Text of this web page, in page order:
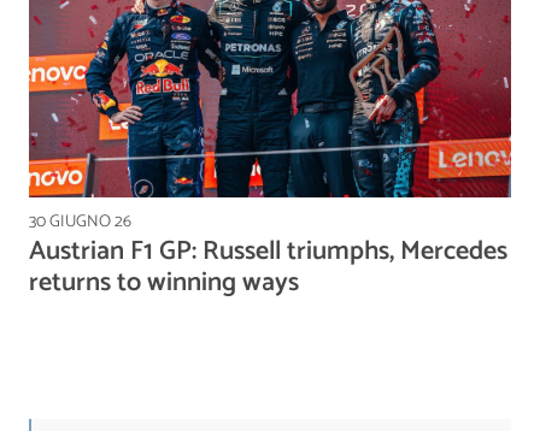
30 GIUGNO 26
Austrian F1 GP: Russell triumphs, Mercedes
returns to winning ways